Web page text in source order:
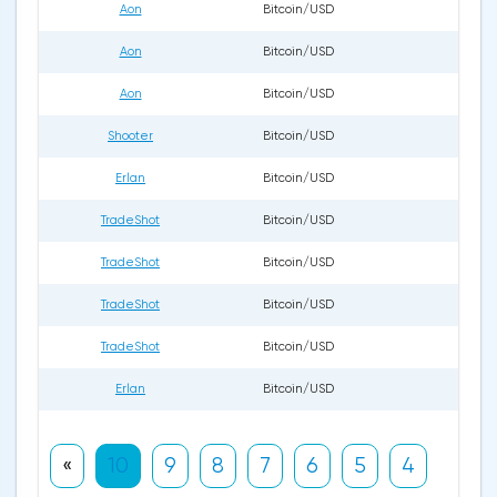
Aon Bitcoin/USD
Aon Bitcoin/USD
Aon Bitcoin/USD
Shooter Bitcoin/USD
Erlan Bitcoin/USD
TradeShot Bitcoin/USD
TradeShot Bitcoin/USD
TradeShot Bitcoin/USD
TradeShot Bitcoin/USD
Erlan Bitcoin/USD
« 10 9 8 7 6 5 4